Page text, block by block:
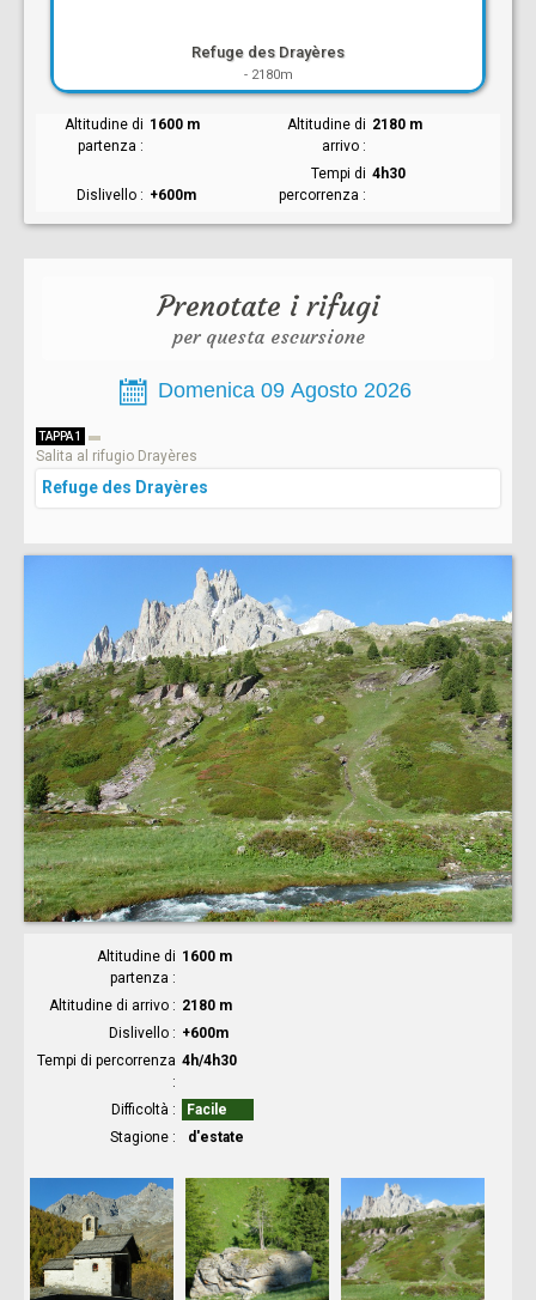
Refuge des Drayères
- 2180m
Altitudine di
partenza
1600 m
Altitudine di
arrivo
2180 m
Dislivello +600m
Tempi di
percorrenza
4h30
Prenotate i rifugi
per questa escursione
TAPPA 1
Salita al rifugio Drayères
Refuge des Drayères
Altitudine di
partenza
1600 m
Altitudine di arrivo
2180 m
Dislivello
+600m
Tempi di percorrenza 4h/4h30
Difficoltà
Facile
Stagione
d'estate